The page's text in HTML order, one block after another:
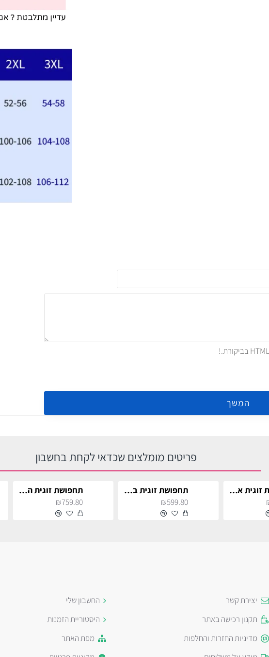
המשך
פריטים מומלצים שכדאי לקחת בחשבון
תחפושת זוגית אלאדין ויסמין תחפושת זוגית באטמן ואשת החתול
₪599.80
תחפושת זוגית הארי פוטר והרמיוני
₪759.80
יצירת קשר
תקנון רכישה באתר
מדיניות החזרות והחלפות
החשבון שלי
היסטוריית הזמנות
מפת האתר